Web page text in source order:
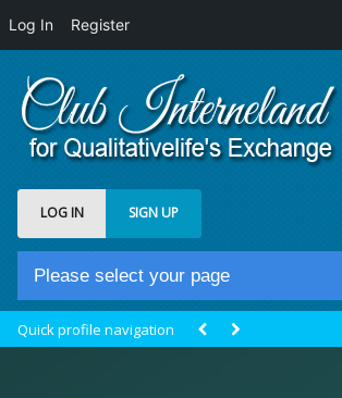
Log In Register
LOG IN SIGN UP
Please select your page
Quick profile navigation